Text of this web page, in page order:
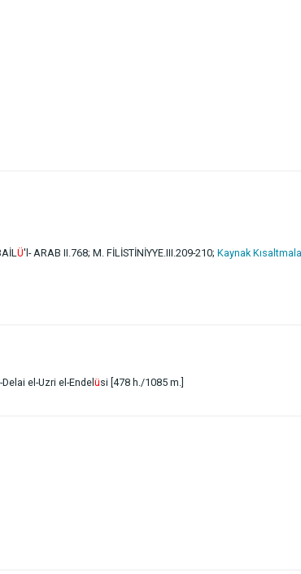
Ü'l- ARAB II.768; M. FİLİSTİNİYYE.III.209-210; Kaynak
el-Uzri el-Endel üsi [478 h./1085 m.]